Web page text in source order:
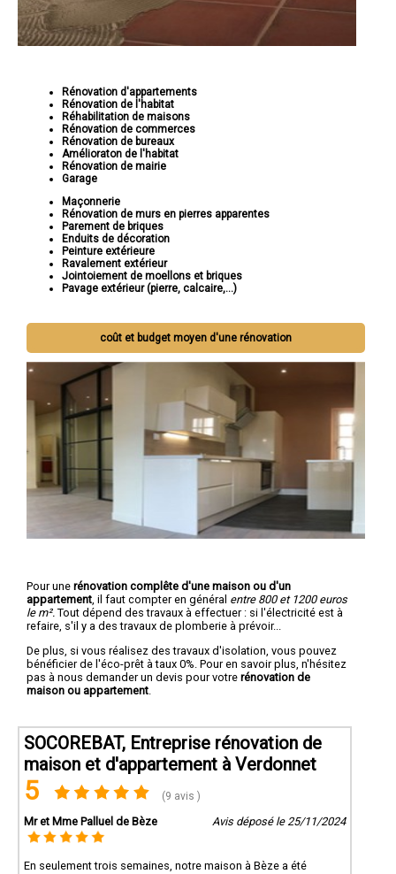
Rénovation d'appartements
Rénovation de l'habitat
Réhabilitation de maisons
Rénovation de commerces
Rénovation de bureaux
Amélioraton de l'habitat
Rénovation de mairie
Garage
Maçonnerie
Rénovation de murs en pierres apparentes
Parement de briques
Enduits de décoration
Peinture extérieure
Ravalement extérieur
Jointoiement de moellons et briques
Pavage extérieur (pierre, calcaire,...)
coût et budget moyen d'une rénovation
Pour une rénovation complête d'une maison ou d'un
appartement , il faut compter en général entre 800 et 1200 euros
le m². Tout dépend des travaux à effectuer : si l'électricité est à
refaire, s'il y a des travaux de plomberie à prévoir...
De plus, si vous réalisez des travaux d'isolation, vous pouvez
bénéficier de l'éco-prêt à taux 0%. Pour en savoir plus, n'hésitez
pas à nous demander un devis pour votre rénovation de
maison ou appartement
SOCOREBAT, Entreprise rénovation de
maison et d'appartement à Verdonnet
5 (9 avis )
Mr et Mme Palluel de Bèze Avis déposé le 25/11/2024
En seulement trois semaines, notre maison à Bèze a été